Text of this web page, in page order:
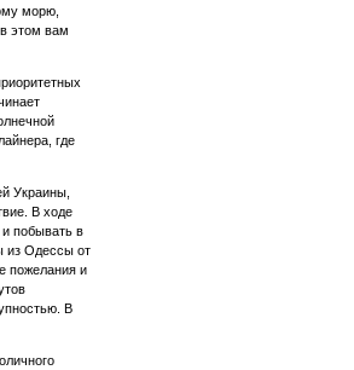
морю,
этом вам
где
Украины,
В ходе
побывать в
из Одессы от
пожелания и
В